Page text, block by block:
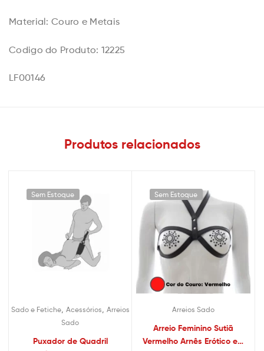
Material: Couro e Metais
Codigo do Produto: 12225
LF00146
Produtos relacionados
Sem Estoque
Sado e Fetiche, Acessórios Arreios
Sado
Puxador de Quadril
Sem Estoque
Arreios Sado
Arreio Feminino Sutiã
Vermelho Arnês Erótico em